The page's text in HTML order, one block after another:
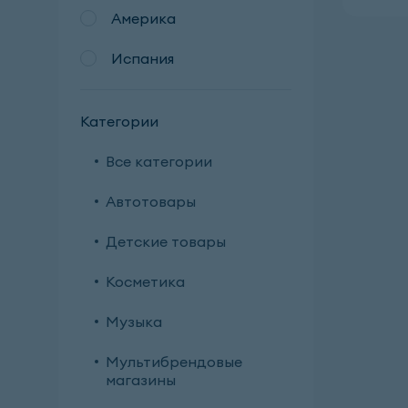
Америка
Испания
Категории
Все категории
Автотовары
Детские товары
Косметика
Музыка
Мультибрендовые
магазины